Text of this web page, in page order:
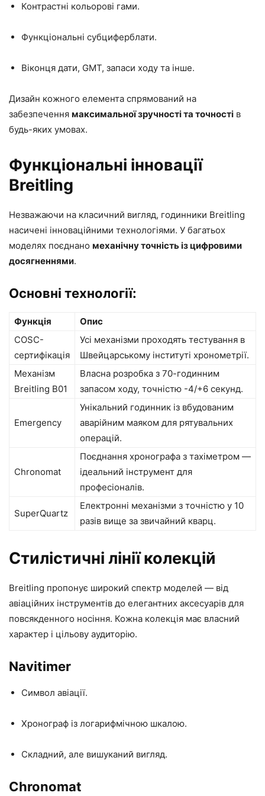
Контрастні кольорові гами.
Функціональні субциферблати.
Віконця дати, GMT, запаси ходу та інше.
Дизайн кожного елемента спрямований на
забезпечення максимальної зручності та точності в
будь-яких умовах.
Функціональні інновації
Breitling
Незважаючи на класичний вигляд, годинники Breitling
насичені інноваційними технологіями. У багатьох
моделях поєднано механічну точність із цифровими
досягненнями.
Основні технології:
Функція
Опис
COSC-
сертифікація
Усі механізми проходять тестування в
Швейцарському інституті хронометрії.
Механізм
Breitling B01
Власна розробка з 70-годинним
запасом ходу, точністю -4/+6 секунд.
Emergency
Унікальний годинник із вбудованим
аварійним маяком для рятувальних
операцій.
Chronomat
Поєднання хронографа з тахіметром —
ідеальний інструмент для
професіоналів.
SuperQuartz
Електронні механізми з точністю у 10
разів вище за звичайний кварц.
Стилістичні лінії колекцій
Breitling пропонує широкий спектр моделей — від
авіаційних інструментів до елегантних аксесуарів для
повсякденного носіння. Кожна колекція має власний
характер і цільову аудиторію.
Navitimer
Символ авіації.
Хронограф із логарифмічною шкалою.
Складний, але вишуканий вигляд.
Chronomat